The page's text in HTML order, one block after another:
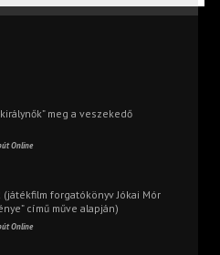
meg a veszekedő
Online
(játékfilm forgatókönyv Jókai Mór
című műve alapján)
Online